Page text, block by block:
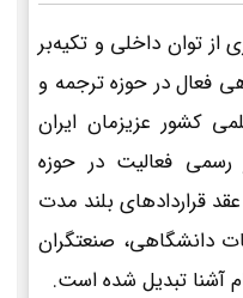
از توان داخلی و تکیه‌بر
فعال در حوزه ترجمه و
کشور عزیزمان ایران
رسمی فعالیت در حوزه
قراردادهای بلند مدت
دانشگاهی، صنعتگران
آشنا تبدیل شده است.